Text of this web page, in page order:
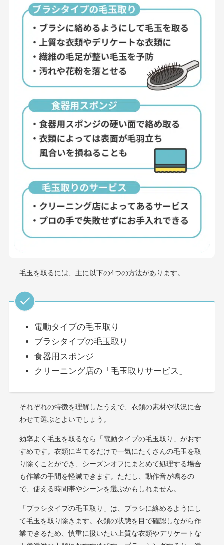
毛玉を取るには、主に以下の4つの方法があります。
電動タイプの毛玉取り
ブラシタイプの毛玉取り
食器用スポンジ
クリーニング店の「毛玉取りサービス」
それぞれの特徴を理解したうえで、衣類の素材や状況に合
わせて選ぶとよいでしょう。
効率よく毛玉を取るなら「電動タイプの毛玉取り」がおす
すめです。衣類に当てるだけで一気にたくさんの毛玉を取
り除くことができ、シーズンオフにまとめて処理する場合
も作業の手間を軽減できます。ただし、動作音が鳴るの
で、使える時間帯やシーンを選ぶかもしれません。
「ブラシタイプの毛玉取り」は、ブラシに絡めるようにし
て毛玉を取り除きます。衣類の状態を目で確認しながら作
業できるため、慎重に扱いたい上質な衣類やデリケートな